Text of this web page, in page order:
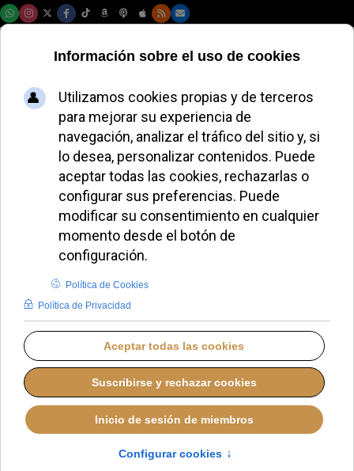
La Delegación de
Catequesis de
Málaga celebra el
Año Santo en la
catedral
MIGUEL PÉREZ H.
VIERNES, 03 OCTUBRE 2025 14:28